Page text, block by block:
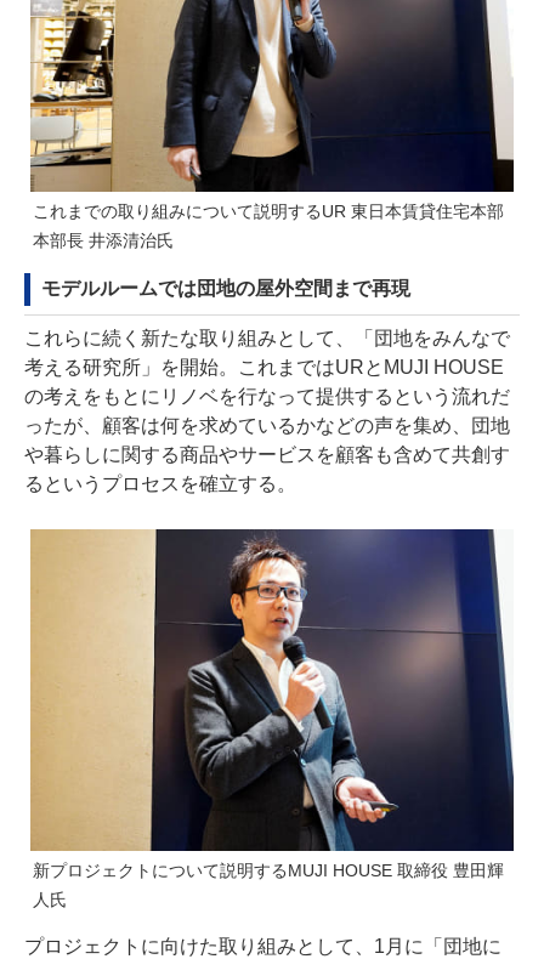
これまでの取り組みについて説明するUR 東日本賃貸住宅本部
本部長 井添清治氏
モデルルームでは団地の屋外空間まで再現
これらに続く新たな取り組みとして、「団地をみんなで
考える研究所」を開始。これまではURとMUJI HOUSE
の考えをもとにリノベを行なって提供するという流れだ
ったが、顧客は何を求めているかなどの声を集め、団地
や暮らしに関する商品やサービスを顧客も含めて共創す
るというプロセスを確立する。
新プロジェクトについて説明するMUJI HOUSE 取締役 豊田輝
人氏
プロジェクトに向けた取り組みとして、1月に「団地に